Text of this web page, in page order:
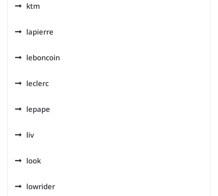
ktm
lapierre
leboncoin
leclerc
lepape
liv
look
lowrider